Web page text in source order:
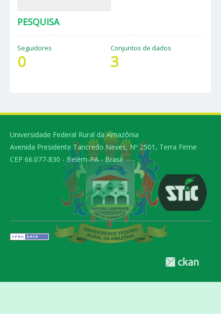
PESQUISA
Seguidores
0
Conjuntos de dados
3
Universidade Federal Rural da Amazônia
Avenida Presidente Tancredo Neves, Nº 2501, Terra Firme
CEP 66.077-830 - Belém-PA - Brasil